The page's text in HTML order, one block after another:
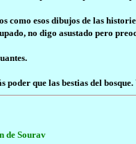
como esos dibujos de las
no digo asustado pero
poder que las bestias del
de Sourav